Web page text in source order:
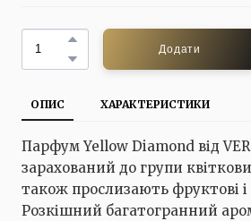
Додати
ОПИС ХАРАКТЕРИСТИКИ
Парфум Yellow Diamond від
зарахований до групи
також прослизають фруктові і
Розкішний багатогранний